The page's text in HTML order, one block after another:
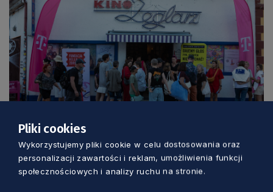
Trzy dni kina, rozmów i spotkań nad
morzem. Wyjątkowy festiwal w Jastarni
Pliki cookies
Wykorzystujemy pliki cookie w celu dostosowania oraz
personalizacji zawartości i reklam, umożliwienia funkcji
społecznościowych i analizy ruchu na stronie.